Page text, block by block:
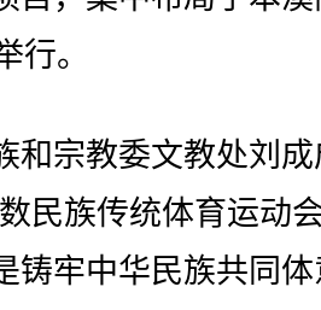
行。
宗教委文教处刘成
民族传统体育运动
铸牢中华民族共同